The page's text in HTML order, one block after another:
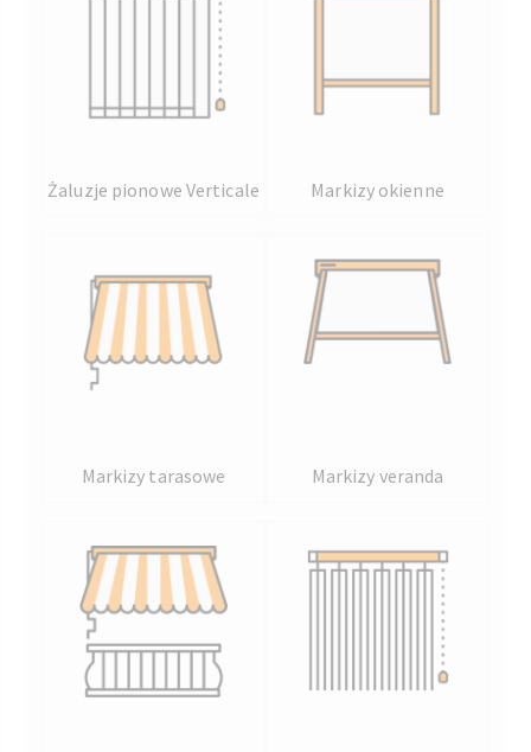
Żaluzje pionowe Verticale Markizy okienne
Markizy tarasowe Markizy veranda